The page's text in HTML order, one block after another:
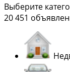
Выберите
20 451